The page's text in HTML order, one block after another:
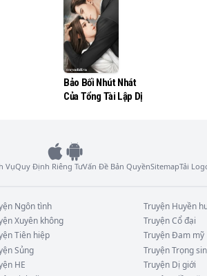
Bảo Bối Nhút Nhát
Của Tổng Tài Lập Dị
VụQuy Định Riêng TưVấn Đề Bản QuyềnSitemapTải
Ngôn tình Truyện Huyền
Xuyên không TruyệnCổ đại
Tiên hiệp TruyệnĐam mỹ
Sủng TruyệnTrọng
HE Truyện Dị giới